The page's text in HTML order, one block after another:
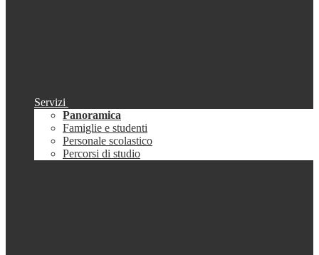
Servizi
Panoramica
Famiglie e studenti
Personale scolastico
Percorsi di studio